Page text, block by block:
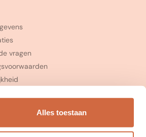
Alles toestaan
vragen